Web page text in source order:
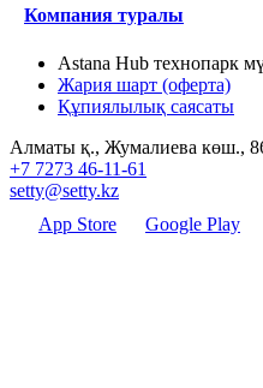
Компания туралы
Astana Hub технопарк
Жария шарт (оферта)
Құпиялылық саясаты
Алматы қ., Жумалиева көш.,
+7 7273 46-11-61
setty@setty.kz
App Store
Google Play